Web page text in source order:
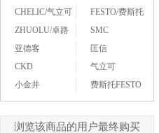
CHELIC/气立可
FESTO/费斯托
ZHUOLU/卓路
SMC
亚德客
匡信
CKD
气立可
小金井
费斯托FESTO
浏览该商品的用户最终购买